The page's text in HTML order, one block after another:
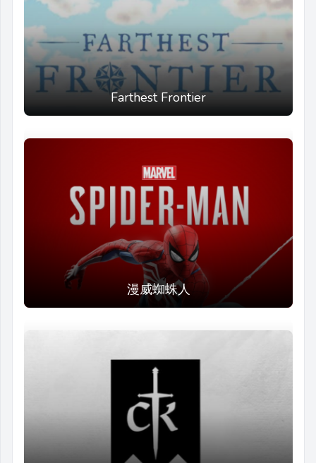
Farthest Frontier
漫威蜘蛛人